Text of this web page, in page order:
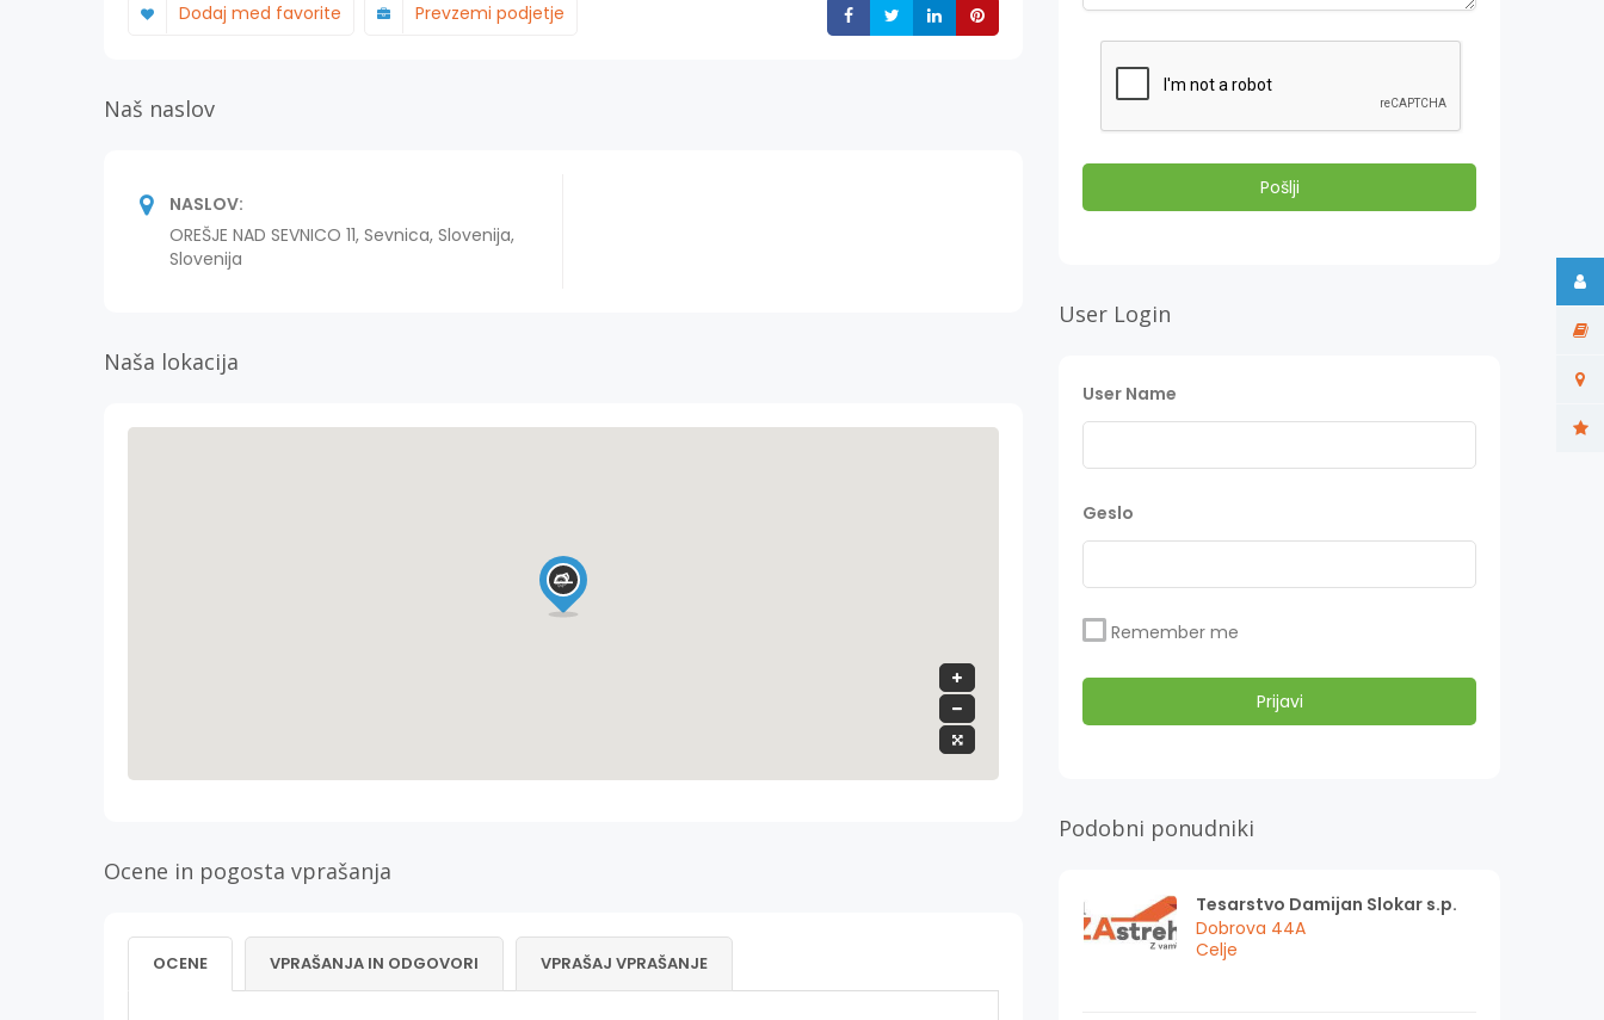
Dodaj med favorite Prevzemi podjetje Deli Deli Deli
Naš naslov
NASLOV:
OREŠJE NAD SEVNICO 11, Sevnica, Slovenija,
Slovenija
Naša lokacija
Ocene in pogosta vprašanja
OCENE VPRAŠANJA IN ODGOVORI VPRAŠAJ VPRAŠANJE
User Login
User Name
Geslo
Remember me
Podobni ponudniki
Tesarstvo Damijan Slokar s.p.
Dobrova 44A
Celje